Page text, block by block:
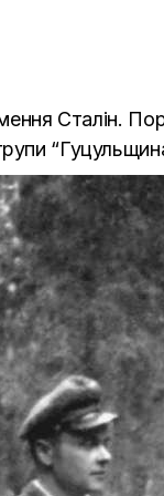
Сталін.